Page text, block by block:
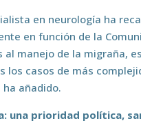
en neurología ha
en función de la
al manejo de la migraña,
los casos de más
ha añadido.
una prioridad política,